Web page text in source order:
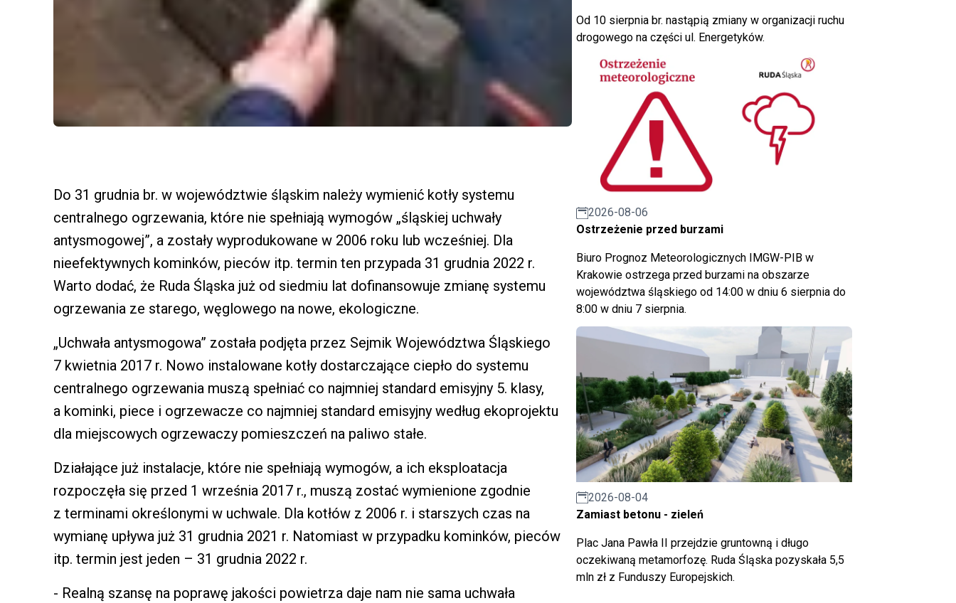
Do 31 grudnia br. w województwie śląskim należy wymienić kotły systemu
centralnego ogrzewania, które nie spełniają wymogów „śląskiej uchwały
antysmogowej”, a zostały wyprodukowane w 2006 roku lub wcześniej. Dla
nieefektywnych kominków, pieców itp. termin ten przypada 31 grudnia 2022 r.
Warto dodać, że Ruda Śląska już od siedmiu lat dofinansowuje zmianę systemu
ogrzewania ze starego, węglowego na nowe, ekologiczne.
„Uchwała antysmogowa” została podjęta przez Sejmik Województwa Śląskiego
7 kwietnia 2017 r. Nowo instalowane kotły dostarczające ciepło do systemu
centralnego ogrzewania muszą spełniać co najmniej standard emisyjny 5. klasy,
a kominki, piece i ogrzewacze co najmniej standard emisyjny według ekoprojektu
dla miejscowych ogrzewaczy pomieszczeń na paliwo stałe.
Działające już instalacje, które nie spełniają wymogów, a ich eksploatacja
rozpoczęła się przed 1 września 2017 r., muszą zostać wymienione zgodnie
z terminami określonymi w uchwale. Dla kotłów z 2006 r. i starszych czas na
wymianę upływa już 31 grudnia 2021 r. Natomiast w przypadku kominków, pieców
itp. termin jest jeden – 31 grudnia 2022 r.
- Realną szansę na poprawę jakości powietrza daje nam nie sama uchwała
Od 10 sierpnia br. nastąpią zmiany w organizacji ruchu
drogowego na części ul. Energetyków.
2026-08-06
Ostrzeżenie przed burzami
Biuro Prognoz Meteorologicznych IMGW-PIB w
Krakowie ostrzega przed burzami na obszarze
województwa śląskiego od 14:00 w dniu 6 sierpnia do
8:00 w dniu 7 sierpnia.
2026-08-04
Zamiast betonu - zieleń
Plac Jana Pawła II przejdzie gruntowną i długo
oczekiwaną metamorfozę. Ruda Śląska pozyskała 5,5
mln zł z Funduszy Europejskich.